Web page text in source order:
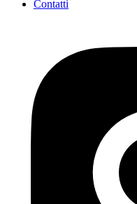
Contatti